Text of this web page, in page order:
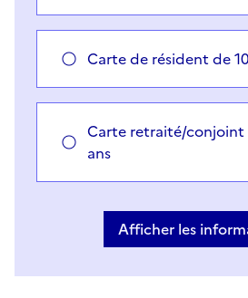
Carte de résident de
Carte retraité/conjoint
ans
Vous avez choisi
Choisir votre casAfficher les